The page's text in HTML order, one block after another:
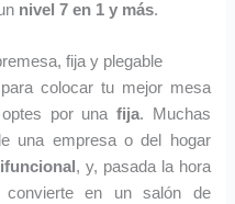
nivel 7 en 1 y más.
fija y plegable
para colocar tu mejor mesa
por una fija. Muchas
una empresa o del hogar
, y, pasada la hora
en un salón de